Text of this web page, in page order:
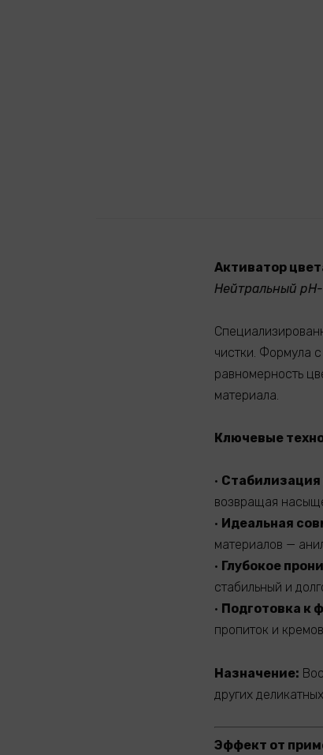
Активатор
Нейтральный
чистки. Формула
равномерность
материала.
Ключевые
• Стабилизация
возвращая
• Идеальная
материалов —
• Глубокое
стабильный и
• Подготовка к
пропиток и кремов
Назначение:
других
Эффект от